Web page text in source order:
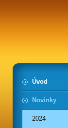
Úvod
Novinky
2024